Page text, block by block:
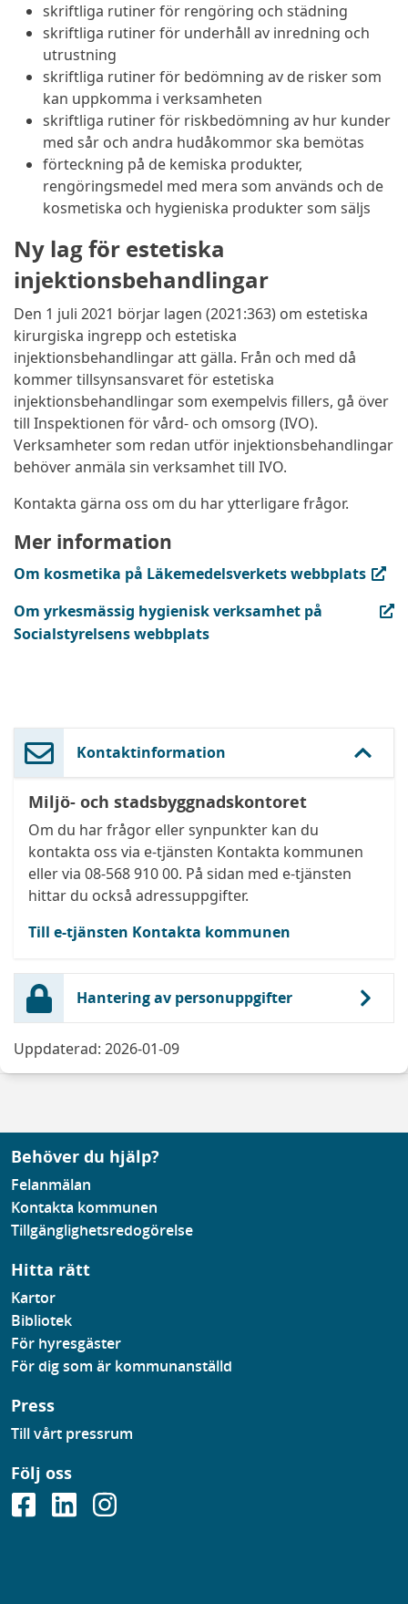
skriftliga rutiner för rengöring och städning
skriftliga rutiner för underhåll av inredning och
utrustning
skriftliga rutiner för bedömning av de risker som
kan uppkomma i verksamheten
skriftliga rutiner för riskbedömning av hur kunder
med sår och andra hudåkommor ska bemötas
förteckning på de kemiska produkter,
rengöringsmedel med mera som används och de
kosmetiska och hygieniska produkter som säljs
Ny lag för estetiska
injektionsbehandlingar
Den 1 juli 2021 börjar lagen (2021:363) om estetiska
kirurgiska ingrepp och estetiska
injektionsbehandlingar att gälla. Från och med då
kommer tillsynsansvaret för estetiska
injektionsbehandlingar som exempelvis fillers, gå över
till Inspektionen för vård- och omsorg (IVO).
Verksamheter som redan utför injektionsbehandlingar
behöver anmäla sin verksamhet till IVO.
Kontakta gärna oss om du har ytterligare frågor.
Mer information
Om kosmetika på Läkemedelsverkets webbplats
(extern länk, öppnas i ny flik)
Om yrkesmässig hygienisk verksamhet på
Socialstyrelsens webbplats
(extern länk, öppnas i ny flik)
Kontaktinformation
Miljö- och stadsbyggnadskontoret
Om du har frågor eller synpunkter kan du
kontakta oss via e-tjänsten Kontakta kommunen
eller via 08-568 910 00. På sidan med e-tjänsten
hittar du också adressuppgifter.
Till e-tjänsten Kontakta kommunen
Hantering av personuppgifter
Uppdaterad: 2026-01-09
Behöver du hjälp?
Felanmälan
Kontakta kommunen
Tillgänglighetsredogörelse
Hitta rätt
Kartor
Bibliotek
För hyresgäster
För dig som är kommunanställd
Press
Till vårt pressrum
Följ oss